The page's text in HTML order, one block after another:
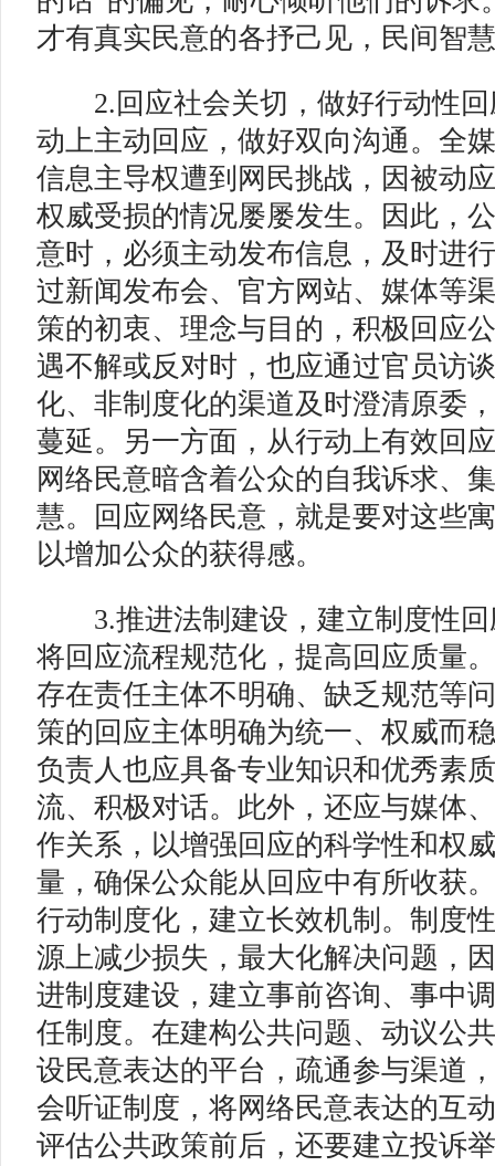
才有真实民意的各抒己见，民间智
2.回应社会关切，做好行动性
动上主动回应，做好双向沟通。全
信息主导权遭到网民挑战，因被动
权威受损的情况屡屡发生。因此，
意时，必须主动发布信息，及时进
过新闻发布会、官方网站、媒体等
策的初衷、理念与目的，积极回应
遇不解或反对时，也应通过官员访
化、非制度化的渠道及时澄清原委
蔓延。另一方面，从行动上有效回
网络民意暗含着公众的自我诉求、
慧。回应网络民意，就是要对这些
以增加公众的获得感。
3.推进法制建设，建立制度性
将回应流程规范化，提高回应质量
存在责任主体不明确、缺乏规范等
策的回应主体明确为统一、权威而
负责人也应具备专业知识和优秀素
流、积极对话。此外，还应与媒体
作关系，以增强回应的科学性和权
量，确保公众能从回应中有所收获
行动制度化，建立长效机制。制度
源上减少损失，最大化解决问题，
进制度建设，建立事前咨询、事中
任制度。在建构公共问题、动议公
设民意表达的平台，疏通参与渠道
会听证制度，将网络民意表达的互
评估公共政策前后，还要建立投诉